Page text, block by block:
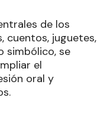
de los
cuentos, juguetes,
simbólico, se
el
oral y